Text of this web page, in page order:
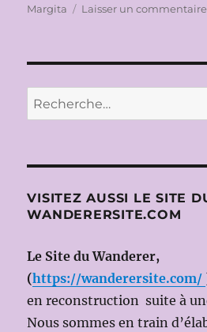
Margita
Laisser un commentaire
Recherche
pour :
VISITEZ AUSSI LE SITE
WANDERERSITE.COM
Le Site du Wanderer,
(https://wanderersite.com/
en reconstruction suite à
Nous sommes en train